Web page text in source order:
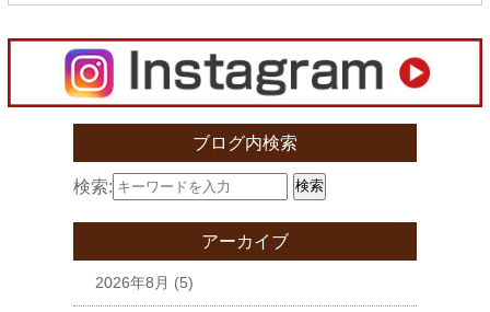
ブログ内検索
検索: 検索
アーカイブ
2026年8月 (5)